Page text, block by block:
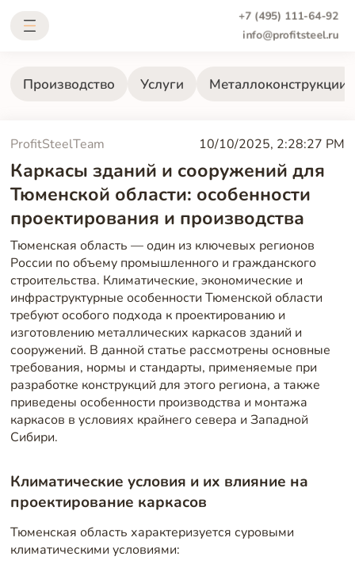
+7 (495) 111-64-92
info@profitsteel.ru
Производство Услуги Металлоконструкции
ProfitSteelTeam 10/10/2025, 2:28:27 PM
Каркасы зданий и сооружений для
Тюменской области: особенности
проектирования и производства
Тюменская область — один из ключевых регионов
России по объему промышленного и гражданского
строительства. Климатические, экономические и
инфраструктурные особенности Тюменской области
требуют особого подхода к проектированию и
изготовлению металлических каркасов зданий и
сооружений. В данной статье рассмотрены основные
требования, нормы и стандарты, применяемые при
разработке конструкций для этого региона, а также
приведены особенности производства и монтажа
каркасов в условиях крайнего севера и Западной
Сибири.
Климатические условия и их влияние на
проектирование каркасов
Тюменская область характеризуется суровыми
климатическими условиями: